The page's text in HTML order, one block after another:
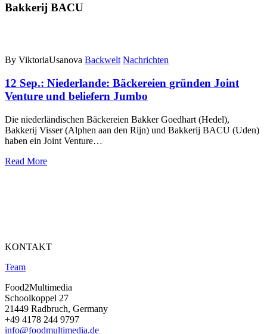
Bakkerij BACU
By ViktoriaUsanova Backwelt Nachrichten
12 Sep.: Niederlande: Bäckereien gründen Joint
Venture und beliefern Jumbo
Die niederländischen Bäckereien Bakker Goedhart (Hedel),
Bakkerij Visser (Alphen aan den Rijn) und Bakkerij BACU (Uden)
haben ein Joint Venture…
Read More
KONTAKT
Team
Food2Multimedia
Schoolkoppel 27
21449 Radbruch, Germany
+49 4178 244 9797
info@foodmultimedia.de